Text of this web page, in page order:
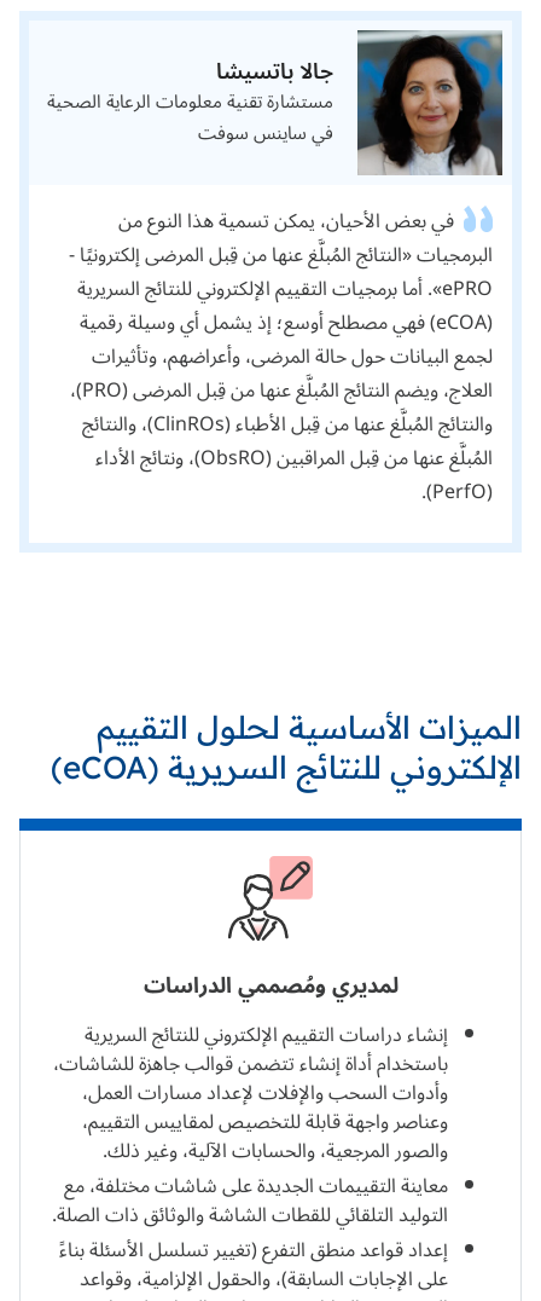
جالا باتسيشا
مستشارة تقنية معلومات الرعاية الصحية
في ساينس سوفت
في بعض الأحيان، يمكن تسمية هذا النوع من
البرمجيات «النتائج المُبلَّغ عنها من قِبل المرضى إلكترونيًا -
ePRO». أما برمجيات التقييم الإلكتروني للنتائج السريرية
(eCOA) فهي مصطلح أوسع؛ إذ يشمل أي وسيلة رقمية
لجمع البيانات حول حالة المرضى، وأعراضهم، وتأثيرات
العلاج، ويضم النتائج المُبلَّغ عنها من قِبل المرضى (PRO)،
والنتائج المُبلَّغ عنها من قِبل الأطباء (ClinROs)، والنتائج
المُبلَّغ عنها من قِبل المراقبين (ObsRO)، ونتائج الأداء
(PerfO).
الميزات الأساسية لحلول التقييم
الإلكتروني للنتائج السريرية (eCOA)
لمديري ومُصممي الدراسات
إنشاء دراسات التقييم الإلكتروني للنتائج السريرية
باستخدام أداة إنشاء تتضمن قوالب جاهزة للشاشات،
وأدوات السحب والإفلات لإعداد مسارات العمل،
وعناصر واجهة قابلة للتخصيص لمقاييس التقييم،
والصور المرجعية، والحسابات الآلية، وغير ذلك.
معاينة التقييمات الجديدة على شاشات مختلفة، مع
التوليد التلقائي للقطات الشاشة والوثائق ذات الصلة.
إعداد قواعد منطق التفرع (تغيير تسلسل الأسئلة بناءً
على الإجابات السابقة)، والحقول الإلزامية، وقواعد